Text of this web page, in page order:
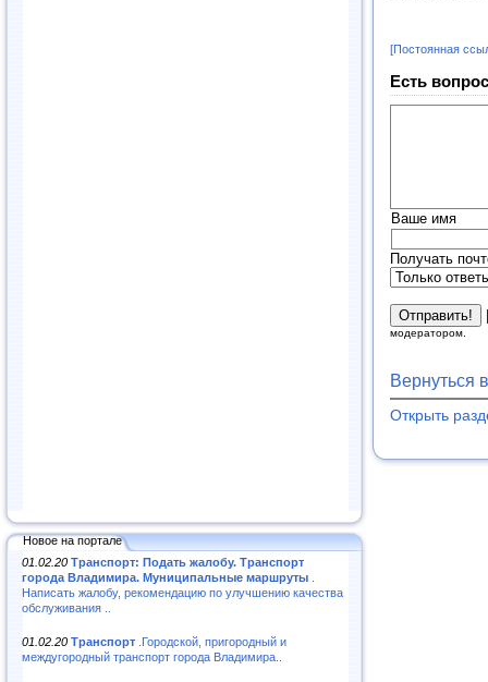
Новое на портале
01.02.20 Транспорт: Подать жалобу. Транспорт
города Владимира. Муниципальные маршруты
Написать жалобу, рекомендацию по улучшению качества
обслуживания ..
01.02.20 Транспорт .Городской, пригородный и
междугородный транспорт города Владимира..
[Постоянная
Есть
Ваше имя
Получать
модератором.
Вернуться
Открыть